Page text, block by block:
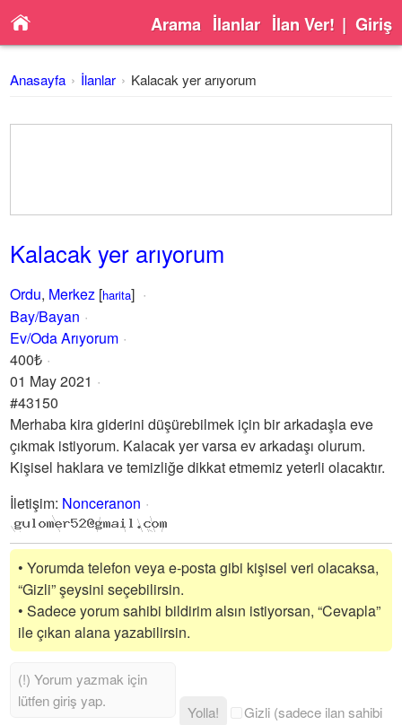
Arama İlanlar İlan Ver! | Giriş
Anasayfa İlanlar Kalacak yer arıyorum
Kalacak yer arıyorum
Ordu, Merkez [harita]
Bay/Bayan
Ev/Oda Arıyorum
400₺
01 May 2021
#43150
Merhaba kira giderini düşürebilmek için bir arkadaşla eve
çıkmak istiyorum. Kalacak yer varsa ev arkadaşı olurum.
Kişisel haklara ve temizliğe dikkat etmemiz yeterli olacaktır.
İletişim: Nonceranon
• Yorumda telefon veya e-posta gibi kişisel veri olacaksa,
“Gizli” şeysini seçebilirsin.
• Sadece yorum sahibi bildirim alsın istiyorsan, “Cevapla”
ile çıkan alana yazabilirsin.
Yolla!
Gizli (sadece ilan sahibi